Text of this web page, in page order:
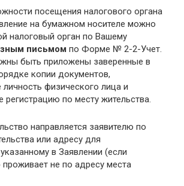
посещения налогового органа
на бумажном носителе можно
налоговый орган по Вашему
письмом по Форме № 2-2-Учет.
быть приложены заверенные в
копии документов,
физического лица и
по месту жительства.
направляется заявителю по
или адресу для
в Заявлении (если
не по адресу места